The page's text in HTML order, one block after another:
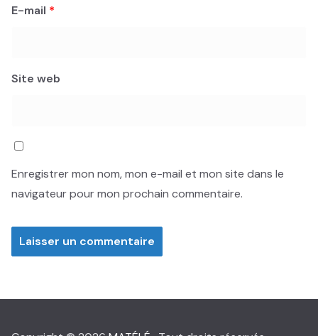
E-mail *
Site web
Enregistrer mon nom, mon e-mail et mon site dans le
navigateur pour mon prochain commentaire.